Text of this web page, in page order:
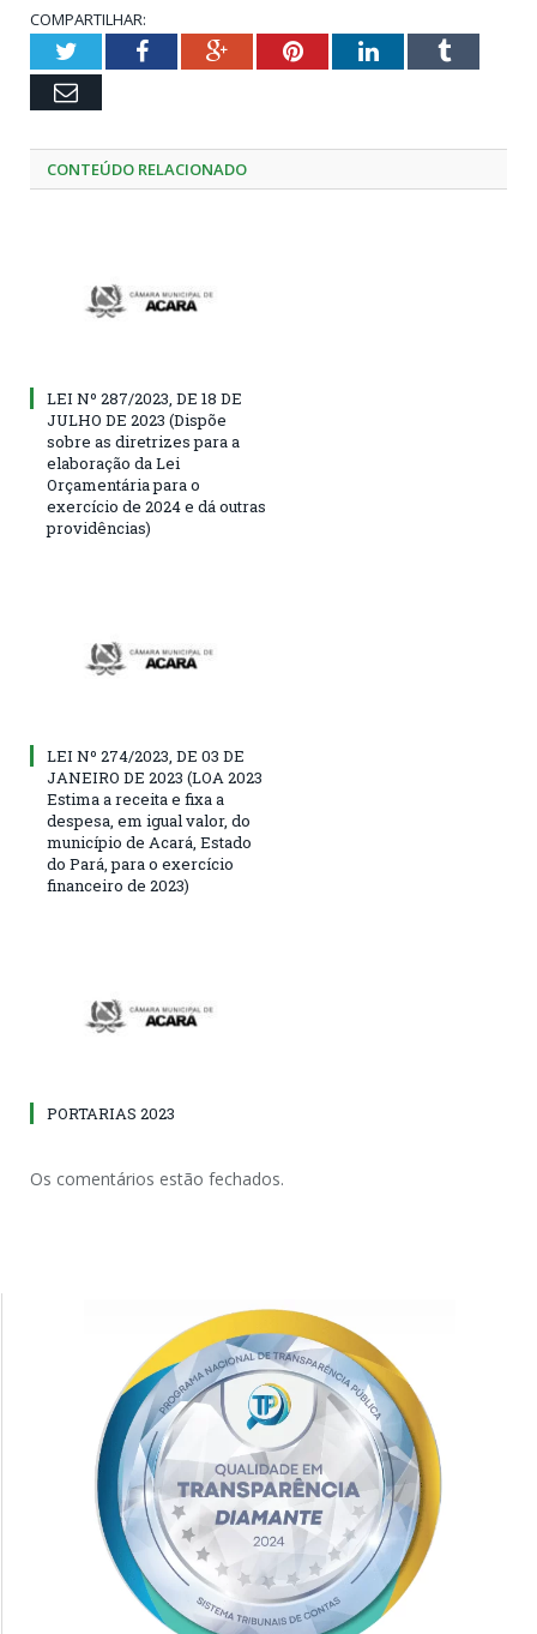
COMPARTILHAR:
TwitterFacebookGoogle+PinterestLinkedInTumblr
Email
CONTEÚDO RELACIONADO
LEI Nº 287/2023, DE 18 DE
JULHO DE 2023 (Dispõe
sobre as diretrizes para a
elaboração da Lei
Orçamentária para o
exercício de 2024 e dá outras
providências)
LEI Nº 274/2023, DE 03 DE
JANEIRO DE 2023 (LOA 2023
Estima a receita e fixa a
despesa, em igual valor, do
município de Acará, Estado
do Pará, para o exercício
financeiro de 2023)
PORTARIAS 2023
Os comentários estão fechados.